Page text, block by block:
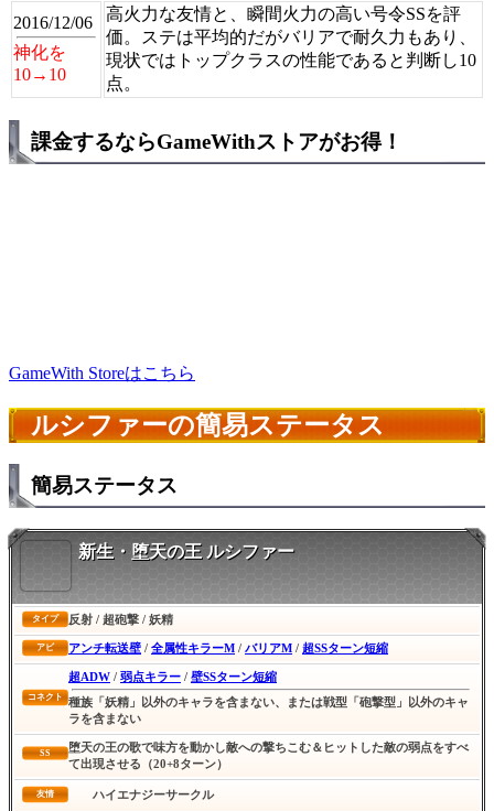
2016/12/06
神化を
10→10
高火力な友情と、瞬間火力の高い号令SSを評
価。ステは平均的だがバリアで耐久力もあり、
現状ではトップクラスの性能であると判断し10
点。
課金するならGameWithストアがお得！
GameWith Storeはこちら
ルシファーの簡易ステータス
簡易ステータス
新生・堕天の王 ルシファー
タイプ 反射 / 超砲撃 / 妖精
アビ アンチ転送壁 / 全属性キラーM / バリアM / 超SSターン短縮
コネクト
超ADW / 弱点キラー / 壁SSターン短縮
種族「妖精」以外のキャラを含まない、または戦型「砲撃型」以外のキャ
ラを含まない
SS
堕天の王の歌で味方を動かし敵への撃ちこむ＆ヒットした敵の弱点をすべ
て出現させる（20+8ターン）
友情 ハイエナジーサークル